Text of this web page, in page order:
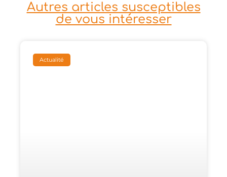
Autres articles susceptibles
de vous intéresser
Actualité